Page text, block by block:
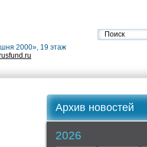
2000», 19 этаж
Архив новостей
2026